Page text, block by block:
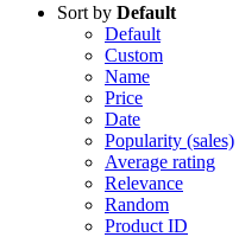
Sort by Default
Default
Custom
Name
Price
Date
Popularity (sales)
Average rating
Relevance
Random
Product ID